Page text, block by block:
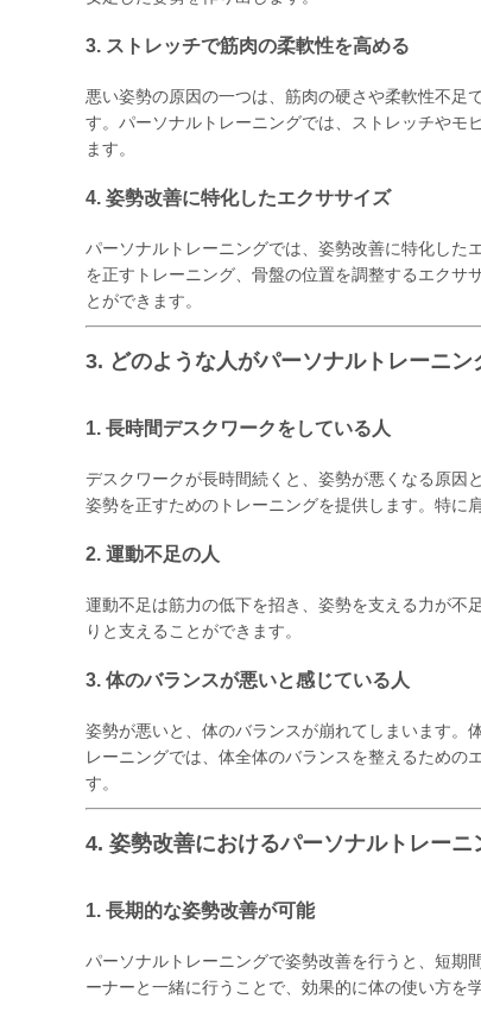
3. ストレッチで筋肉の柔軟性を高める
悪い姿勢の原因の一つは、筋肉の硬さや柔軟性不足
す。パーソナルトレーニングでは、ストレッチやモ
ます。
4. 姿勢改善に特化したエクササイズ
パーソナルトレーニングでは、姿勢改善に特化した
を正すトレーニング、骨盤の位置を調整するエクサ
とができます。
3. どのような人がパーソナルトレーニン
1. 長時間デスクワークをしている人
デスクワークが長時間続くと、姿勢が悪くなる原因
姿勢を正すためのトレーニングを提供します。特に
2. 運動不足の人
運動不足は筋力の低下を招き、姿勢を支える力が不
りと支えることができます。
3. 体のバランスが悪いと感じている人
姿勢が悪いと、体のバランスが崩れてしまいます。
レーニングでは、体全体のバランスを整えるための
す。
4. 姿勢改善におけるパーソナルトレーニ
1. 長期的な姿勢改善が可能
パーソナルトレーニングで姿勢改善を行うと、短期
ーナーと一緒に行うことで、効果的に体の使い方を